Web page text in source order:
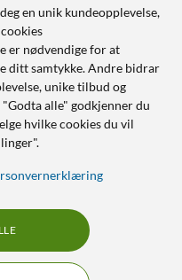
en unik kundeopplevelse,
er nødvendige for at
ditt samtykke. Andre bidrar
unike tilbud og
alle" godkjenner du
hvilke cookies du vil